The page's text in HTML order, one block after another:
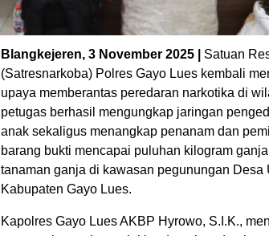
Blangkejeren, 3 November 2025 |
Satuan
(Satresnarkoba) Polres Gayo Lues kembali
upaya memberantas peredaran narkotika di
petugas berhasil mengungkap jaringan
anak sekaligus menangkap penanam dan
barang bukti mencapai puluhan kilogram
tanaman ganja di kawasan pegunungan Desa
Kabupaten Gayo Lues.
Kapolres Gayo Lues AKBP Hyrowo, S.I.K.,